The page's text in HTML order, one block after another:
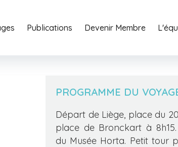
Portfolio Agency Services
Publications Devenir Membre
PROGRAMME DU
Départ de Liège, place du
place de Bronckart à 8h15.
du Musée Horta. Petit tour